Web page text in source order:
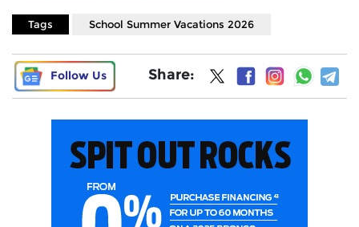
Tags School Summer Vacations 2026
Follow Us Share: